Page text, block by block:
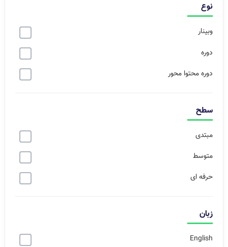
نوع
وبینار
دوره
دوره محتوا محور
سطح
مبتدی
متوسط
حرفه ای
زبان
English